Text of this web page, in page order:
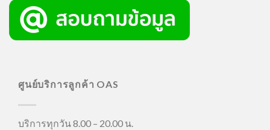
ศูนย์บริการลูกค้า OAS
บริการทุกวัน 8.00 – 20.00 น.